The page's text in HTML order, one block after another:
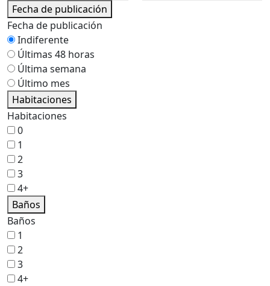
Fecha de publicación
Fecha de publicación
Indiferente
Últimas 48 horas
Última semana
Último mes
Habitaciones
Habitaciones
0
1
2
3
4+
Baños
Baños
1
2
3
4+